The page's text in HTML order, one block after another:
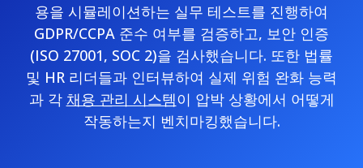
용을 시뮬레이션하는 실무 테스트를 진행하여
GDPR/CCPA 준수 여부를 검증하고, 보안 인증
(ISO 27001, SOC 2)을 검사했습니다. 또한 법률
및 HR 리더들과 인터뷰하여 실제 위험 완화 능력
과 각 채용 관리 시스템이 압박 상황에서 어떻게
작동하는지 벤치마킹했습니다.